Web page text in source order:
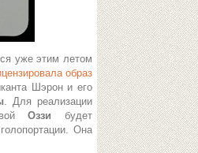
уже этим летом
образ
Шэрон и его
. Для реализации
Оззибудет
Она